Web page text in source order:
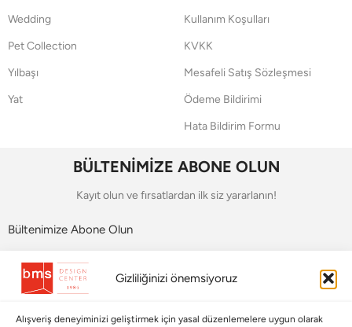
Gizliliğinizi önemsiyoruz
Alışveriş deneyiminizi geliştirmek için yasal düzenlemelere uygun olarak
Wedding
Pet Collection
Yılbaşı
Yat
Kullanım Koşulları
KVKK
Mesafeli Satış Sözleşmesi
Ödeme Bildirimi
Hata Bildirim Formu
BÜLTENİMİZE ABONE OLUN
Kayıt olun ve fırsatlardan ilk siz yararlanın!
Bültenimize Abone Olun